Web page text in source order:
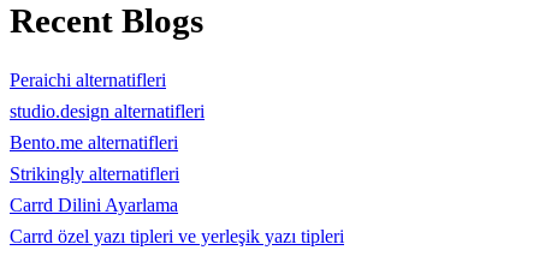
Recent Blogs
Peraichi alternatifleri
studio.design alternatifleri
Bento.me alternatifleri
Strikingly alternatifleri
Carrd Dilini Ayarlama
Carrd özel yazı tipleri ve yerleşik yazı tipleri